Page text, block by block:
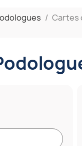
Cartes